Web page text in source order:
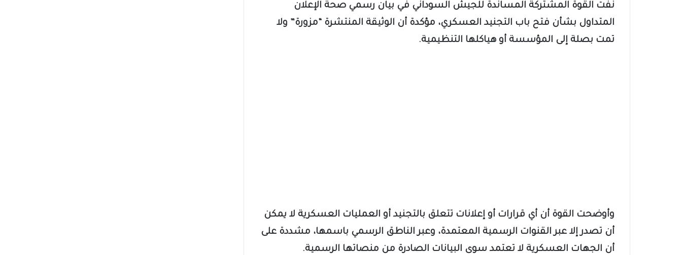
نفت القوة المشتركة المساندة للجيش السوداني في بيان رسمي صحة الإعلان
المتداول بشأن فتح باب التجنيد العسكري، مؤكدة أن الوثيقة المنتشرة “مزورة” ولا
تمت بصلة إلى المؤسسة أو هياكلها التنظيمية.
وأوضحت القوة أن أي قرارات أو إعلانات تتعلق بالتجنيد أو العمليات العسكرية لا يمكن
أن تصدر إلا عبر القنوات الرسمية المعتمدة، وعبر الناطق الرسمي باسمها، مشددة على
أن الجهات العسكرية لا تعتمد سوى البيانات الصادرة من منصاتها الرسمية.